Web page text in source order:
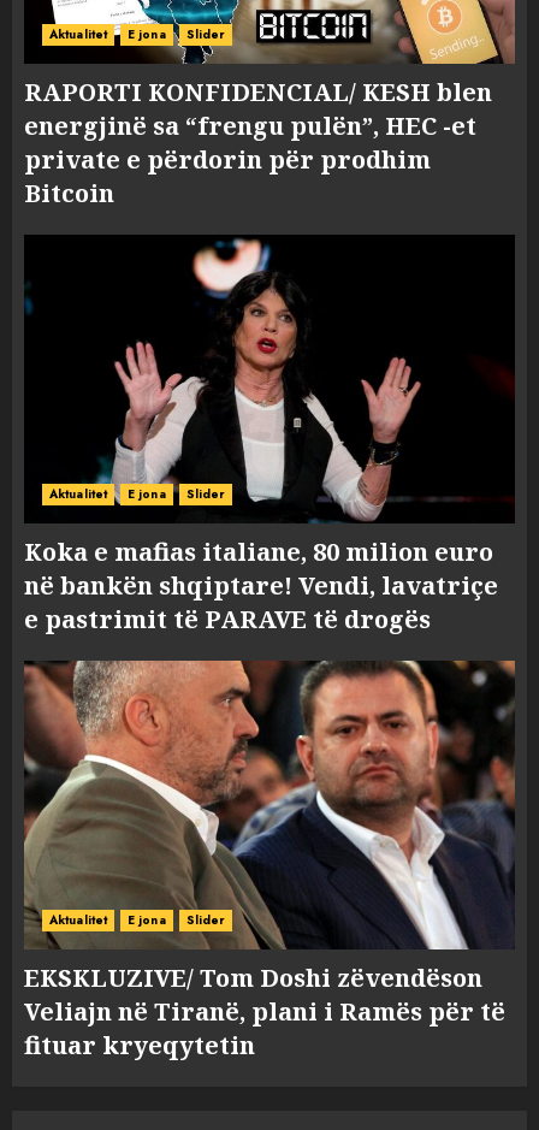
Aktualitet E jona Slider
RAPORTI KONFIDENCIAL/ KESH blen
energjinë sa “frengu pulën”, HEC -et
private e përdorin për prodhim
Bitcoin
Aktualitet E jona Slider
Koka e mafias italiane, 80 milion euro
në bankën shqiptare! Vendi, lavatriçe
e pastrimit të PARAVE të drogës
Aktualitet E jona Slider
EKSKLUZIVE/ Tom Doshi zëvendëson
Veliajn në Tiranë, plani i Ramës për të
fituar kryeqytetin